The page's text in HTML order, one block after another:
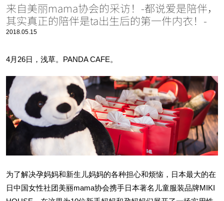
来自美丽mama协会的采访！-都说爱是陪伴，
其实真正的陪伴是ta出生后的第一件内衣！-
2018.05.15
4月26日，浅草。PANDA CAFE。
为了解决孕妈妈和新生儿妈妈的各种担心和烦恼，日本最大的在
日中国女性社团美丽mama协会携手日本著名儿童服装品牌MIKI